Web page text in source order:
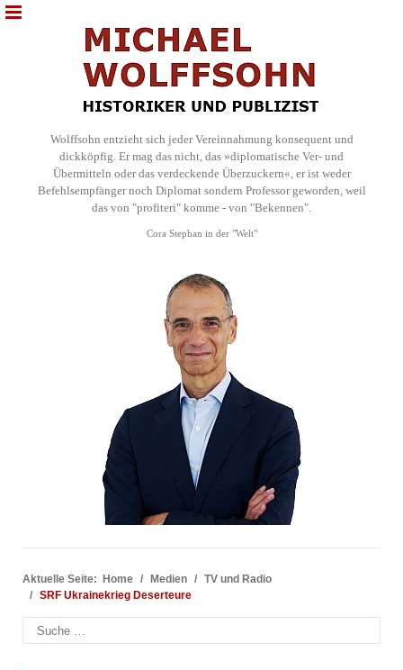
Wolffsohn entzieht sich jeder Vereinnahmung konsequent und
dickköpfig. Er mag das nicht, das »diplomatische Ver- und
Übermitteln oder das verdeckende Überzuckern«, er ist weder
Befehlsempfänger noch Diplomat sondern Professor geworden, weil
das von "profiteri" komme - von "Bekennen".
Cora Stephan in der "Welt"
Aktuelle Seite: Home Medien
TV und Radio
SRF Ukrainekrieg Deserteure
Suchen